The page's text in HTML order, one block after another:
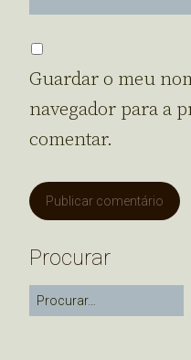
Guardar o meu
navegador para a
comentar.
Procurar